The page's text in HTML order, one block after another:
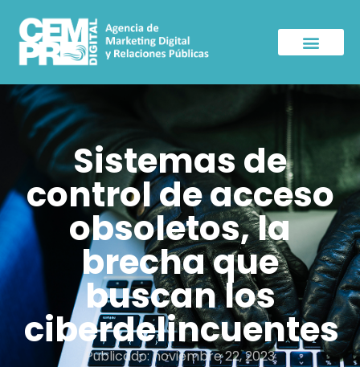
Sistemas de
control de acceso
obsoletos, la
brecha que
buscan los
ciberdelincuentes
Publicado:noviembre 22, 2023